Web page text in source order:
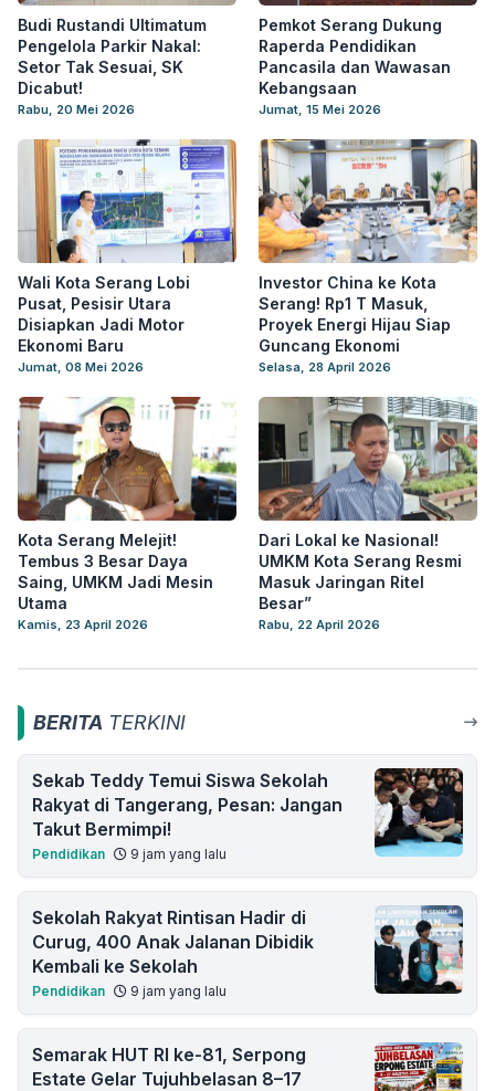
Budi Rustandi Ultimatum
Pengelola Parkir Nakal:
Setor Tak Sesuai, SK
Dicabut!
Rabu, 20 Mei 2026
Pemkot Serang Dukung
Raperda Pendidikan
Pancasila dan Wawasan
Kebangsaan
Jumat, 15 Mei 2026
Wali Kota Serang Lobi
Pusat, Pesisir Utara
Disiapkan Jadi Motor
Ekonomi Baru
Jumat, 08 Mei 2026
Investor China ke Kota
Serang! Rp1 T Masuk,
Proyek Energi Hijau Siap
Guncang Ekonomi
Selasa, 28 April 2026
Kota Serang Melejit!
Tembus 3 Besar Daya
Saing, UMKM Jadi Mesin
Utama
Kamis, 23 April 2026
Dari Lokal ke Nasional!
UMKM Kota Serang Resmi
Masuk Jaringan Ritel
Besar”
Rabu, 22 April 2026
BERITA TERKINI
Sekab Teddy Temui Siswa Sekolah
Rakyat di Tangerang, Pesan: Jangan
Takut Bermimpi!
Pendidikan 9 jam yang lalu
Sekolah Rakyat Rintisan Hadir di
Curug, 400 Anak Jalanan Dibidik
Kembali ke Sekolah
Pendidikan 9 jam yang lalu
Semarak HUT RI ke-81, Serpong
Estate Gelar Tujuhbelasan 8–17